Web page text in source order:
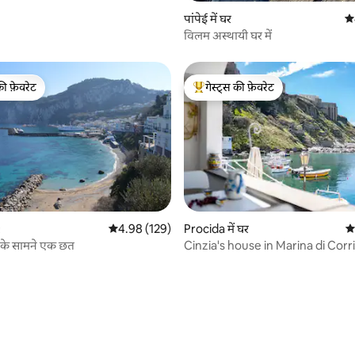
पांपेई में घर
विलम अस्थायी घर में
फ़ेवरेट
फ़ेवरेट
औसत रेटिंग 5 में से 4.98, 129 समीक्षाएँ
4.98 (129)
सामने एक छत
गेस्ट्स का टॉप फ़ेवरेट
गेस्ट्स की फ़ेवरेट
Procida में घर
Cinzia's house in Marina di